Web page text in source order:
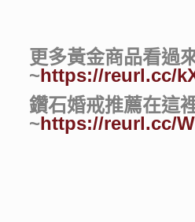
更多黃金商品看過
~https://reurl.cc/
鑽石婚戒推薦在這
~https://reurl.cc/